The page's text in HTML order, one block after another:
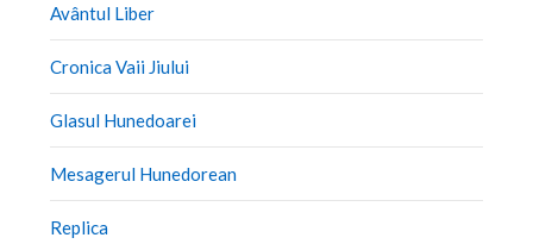
Avântul Liber
Cronica Vaii Jiului
Glasul Hunedoarei
Mesagerul Hunedorean
Replica